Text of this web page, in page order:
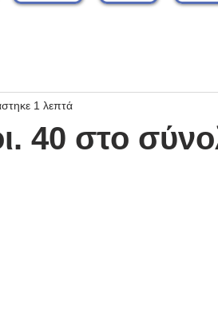
40 στο
1 λεπτά